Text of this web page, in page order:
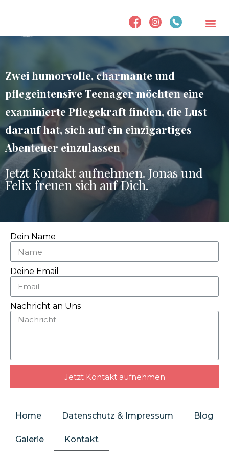
Zwei humorvolle, charmante und
pflegeintensive Teenager möchten eine
examinierte Pflegekraft finden, die Lust
darauf hat, sich auf ein einzigartiges
Abenteuer einzulassen
Jetzt Kontakt aufnehmen. Jonas und
Felix freuen sich auf Dich.
Dein Name
Deine Email
Nachricht an Uns
Jetzt Kontakt aufnehmen
Home Datenschutz & Impressum Blog
Galerie Kontakt